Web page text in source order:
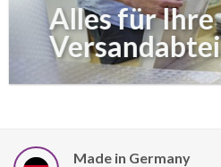
Alles für Ihre
Made in Germany